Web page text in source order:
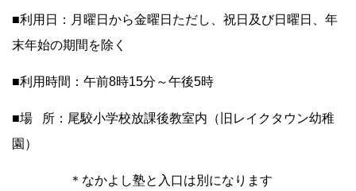
■利用日：月曜日から金曜日ただし、祝日及び日曜日、年
末年始の期間を除く
■利用時間：午前8時15分～午後5時
■場 所：尾駮小学校放課後教室内（旧レイクタウン幼稚
園）
＊なかよし塾と入口は別になります